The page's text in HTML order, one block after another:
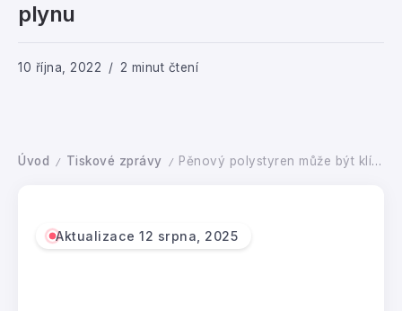
plynu
10 října, 2022 2 minut čtení
Úvod / Tiskové zprávy / Pěnový polystyren může být klíčový pro snížení závislosti na ruském plynu
Aktualizace 12 srpna, 2025